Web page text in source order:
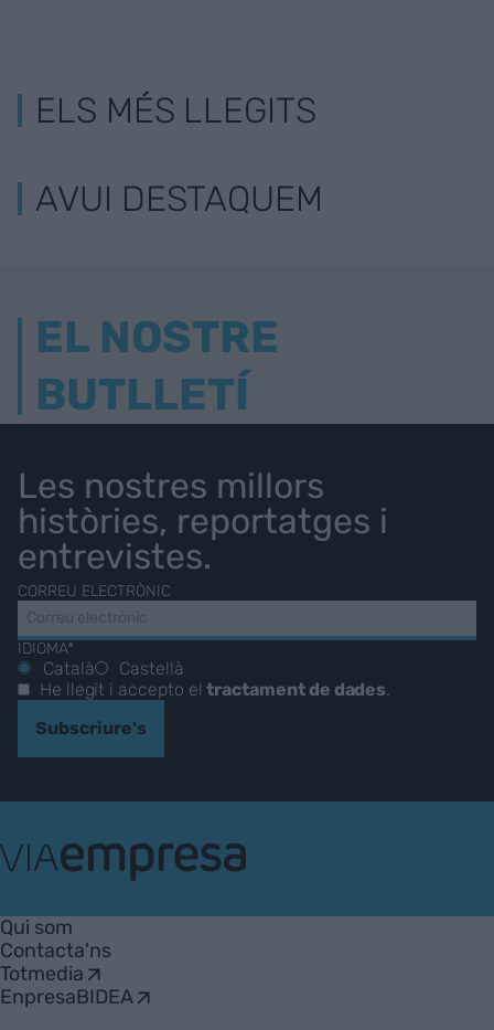
ELS MÉS LLEGITS
AVUI DESTAQUEM
EL NOSTRE
BUTLLETÍ
Les nostres millors
històries, reportatges i
entrevistes.
CORREU ELECTRÒNIC
IDIOMA*
Català
Castellà
He llegit i accepto eltractament de dades.
Subscriure's
Empresa
Qui som
Contacta'ns
Totmedia
EnpresaBIDEA